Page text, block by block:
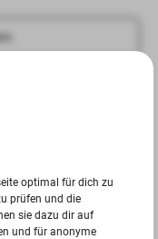
optimal für dich zu
prüfen und die
sie dazu dir auf
und für anonyme